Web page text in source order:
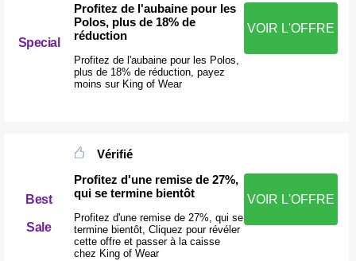
Special
Profitez de l'aubaine pour les
Polos, plus de 18% de
réduction
Profitez de l'aubaine pour les Polos,
plus de 18% de réduction, payez
moins sur King of Wear
VOIR L'OFFRE
Best
Sale
Vérifié
Profitez d'une remise de 27%,
qui se termine bientôt
Profitez d'une remise de 27%, qui se
termine bientôt, Cliquez pour révéler
cette offre et passer à la caisse
chez King of Wear
VOIR L'OFFRE